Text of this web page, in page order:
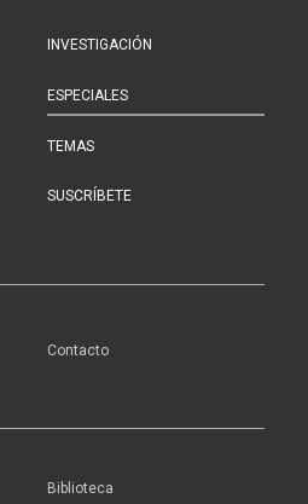
INVESTIGACIÓN
ESPECIALES
TEMAS
SUSCRÍBETE
Contacto
Biblioteca